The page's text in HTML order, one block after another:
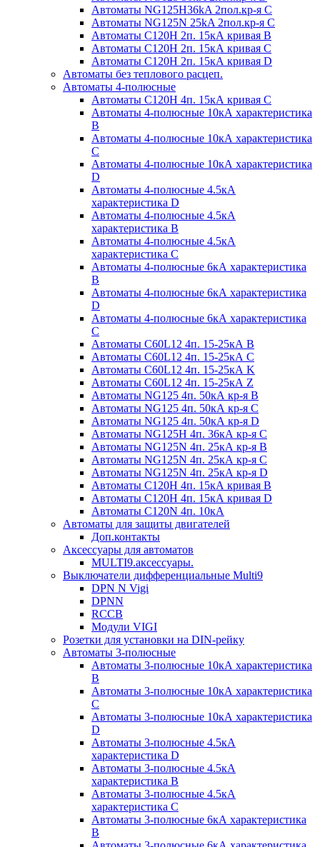
Автоматы NG125H36kA 2пол.кр-я C
Автоматы NG125N 25kA 2пол.кр-я C
Автоматы С120H 2п. 15кА кривая B
Автоматы С120H 2п. 15кА кривая C
Автоматы С120H 2п. 15кА кривая D
Автоматы без теплового расцеп.
Автоматы 4-полюсные
Автоматы С120H 4п. 15кА кривая C
Автоматы 4-полюсные 10кА характеристика
B
Автоматы 4-полюсные 10кА характеристика
C
Автоматы 4-полюсные 10кА характеристика
D
Автоматы 4-полюсные 4.5кА
характеристика D
Автоматы 4-полюсные 4.5кА
характеристика В
Автоматы 4-полюсные 4.5кА
характеристика С
Автоматы 4-полюсные 6кА характеристика
B
Автоматы 4-полюсные 6кА характеристика
D
Автоматы 4-полюсные 6кА характеристика
С
Автоматы C60L12 4п. 15-25кА B
Автоматы C60L12 4п. 15-25кА C
Автоматы C60L12 4п. 15-25кА K
Автоматы C60L12 4п. 15-25кА Z
Автоматы NG125 4п. 50кА кр-я B
Автоматы NG125 4п. 50кА кр-я C
Автоматы NG125 4п. 50кА кр-я D
Автоматы NG125H 4п. 36кА кр-я C
Автоматы NG125N 4п. 25кА кр-я B
Автоматы NG125N 4п. 25кА кр-я C
Автоматы NG125N 4п. 25кА кр-я D
Автоматы С120H 4п. 15кА кривая B
Автоматы С120H 4п. 15кА кривая D
Автоматы С120N 4п. 10кА
Автоматы для защиты двигателей
Доп.контакты
Аксессуары для автоматов
MULTI9.аксессуары.
Выключатели дифференциальные Multi9
DPN N Vigi
DPNN
RCCB
Модули VIGI
Розетки для установки на DIN-рейку
Автоматы 3-полюсные
Автоматы 3-полюсные 10кА характеристика
B
Автоматы 3-полюсные 10кА характеристика
C
Автоматы 3-полюсные 10кА характеристика
D
Автоматы 3-полюсные 4.5кА
характеристика D
Автоматы 3-полюсные 4.5кА
характеристика В
Автоматы 3-полюсные 4.5кА
характеристика С
Автоматы 3-полюсные 6кА характеристика
B